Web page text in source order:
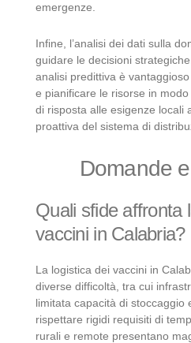
emergenze.
Infine, l’analisi dei dati sulla
guidare le decisioni
analisi predittiva è
e pianificare le risorse in
di risposta alle esigenze locali
proattiva del sistema di
Domande
Quali sfide affronta
vaccini in Calabria?
La logistica dei vaccini in
diverse difficoltà, tra cui
limitata capacità di stoccaggio
rispettare rigidi requisiti di
rurali e remote presentano